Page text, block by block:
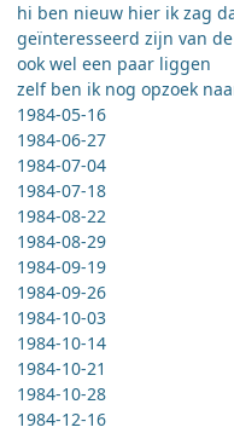
hi ben nieuw hier ik zag
geïnteresseerd zijn van
ook wel een paar liggen
zelf ben ik nog opzoek
1984-05-16
1984-06-27
1984-07-04
1984-07-18
1984-08-22
1984-08-29
1984-09-19
1984-09-26
1984-10-03
1984-10-14
1984-10-21
1984-10-28
1984-12-16